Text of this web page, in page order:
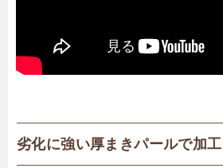
劣化に強い厚まきパールで加